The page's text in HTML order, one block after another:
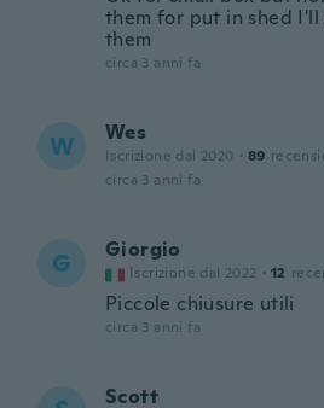
them for put in shed
them
circa 3 anni fa
W Wes
Iscrizione dal 2020 · 89
circa 3 anni fa
G Giorgio
Iscrizione dal 2022 · 12
Piccole chiusure utili
circa 3 anni fa
Scott